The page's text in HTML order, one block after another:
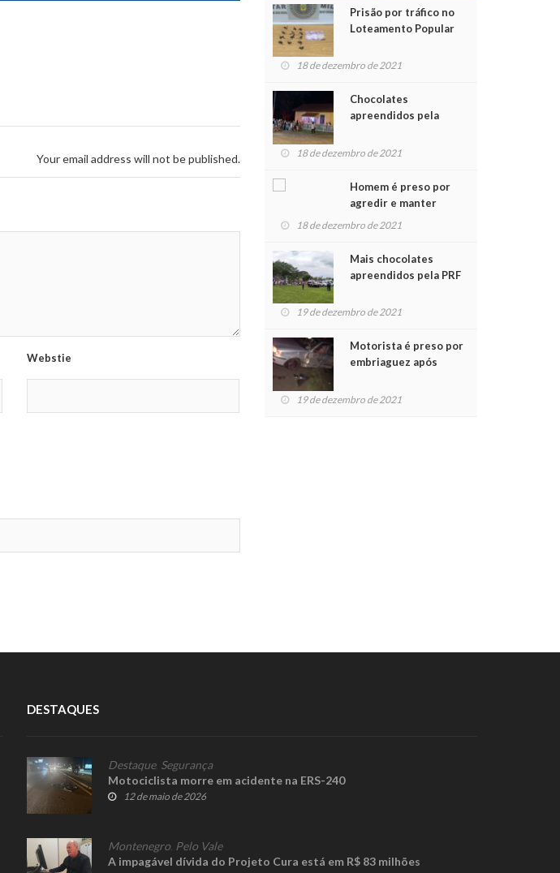
Your email address will not be published.
Webstie
Prisão por tráfico no
Loteamento Popular
18 de dezembro de 2021
Chocolates
apreendidos pela
para crianças na
18 de dezembro de 2021
Homem é preso por
agredir e manter
mulher em cárcere
18 de dezembro de 2021
Mais chocolates
apreendidos pela PRF
crianças no Natal
19 de dezembro de 2021
Motorista é preso por
embriaguez após
feridos
19 de dezembro de 2021
DESTAQUES
Destaque, Segurança
Motociclista morre em acidente na ERS-240
12 de maio de 2026
Montenegro Pelo Vale
A impagável dívida do Projeto Cura está em R$ 83 milhões